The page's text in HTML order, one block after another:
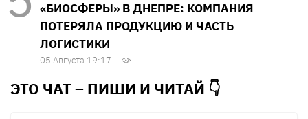
«БИОСФЕРЫ» В ДНЕПРЕ: КОМПАНИЯ
ПОТЕРЯЛА ПРОДУКЦИЮ И ЧАСТЬ
ЛОГИСТИКИ
05 Августа 19:17
ЭТО ЧАТ – ПИШИ И ЧИТАЙ 👇